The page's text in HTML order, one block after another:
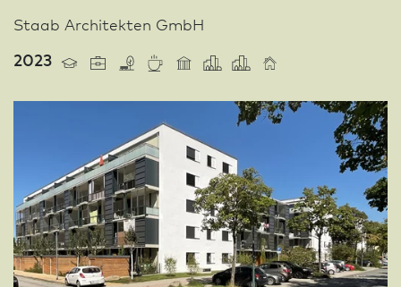
Staab Architekten GmbH
2023